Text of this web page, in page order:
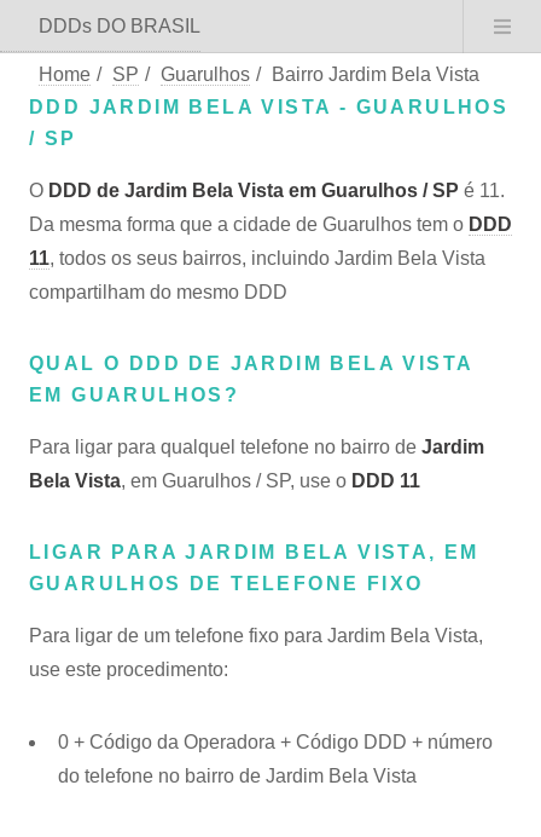
DDDs DO BRASIL
Home / SP / Guarulhos /
Bairro Jardim Bela Vista
DDD JARDIM BELA VISTA - GUARULHOS
/ SP
O DDD de Jardim Bela Vista em Guarulhos / SP é 11.
Da mesma forma que a cidade de Guarulhos tem o DDD
11, todos os seus bairros, incluindo Jardim Bela Vista
compartilham do mesmo DDD
QUAL O DDD DE JARDIM BELA VISTA
EM GUARULHOS?
Para ligar para qualquel telefone no bairro de Jardim
Bela Vista, em Guarulhos / SP, use o DDD 11
LIGAR PARA JARDIM BELA VISTA, EM
GUARULHOS DE TELEFONE FIXO
Para ligar de um telefone fixo para Jardim Bela Vista,
use este procedimento:
0 + Código da Operadora + Código DDD + número
do telefone no bairro de Jardim Bela Vista